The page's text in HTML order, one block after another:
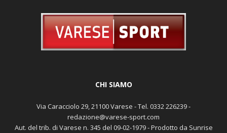
CHI SIAMO
Via Caracciolo 29, 21100 Varese - Tel. 0332 226239 -
redazione@varese-sport.com
Aut. del trib. di Varese n. 345 del 09-02-1979 - Prodotto da Sunrise